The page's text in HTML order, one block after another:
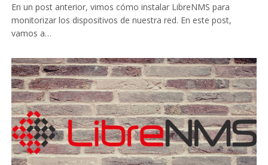
En un post anterior, vimos cómo instalar LibreNMS para
monitorizar los dispositivos de nuestra red. En este post,
vamos a…